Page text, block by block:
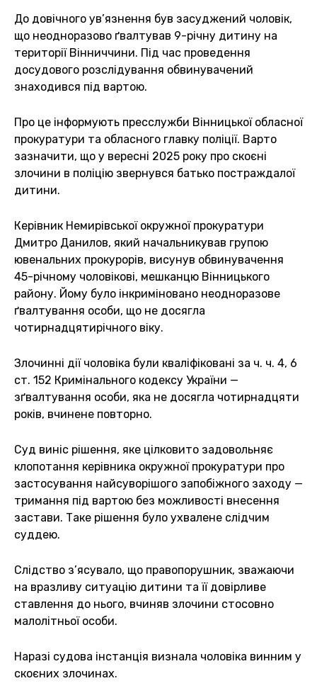
До довічного ув’язнення був засуджений чоловік,
що неодноразово ґвалтував 9-річну дитину на
території Вінниччини. Під час проведення
досудового розслідування обвинувачений
знаходився під вартою.
Про це інформують пресслужби Вінницької обласної
прокуратури та обласного главку поліції. Варто
зазначити, що у вересні 2025 року про скоєні
злочини в поліцію звернувся батько постраждалої
дитини.
Керівник Немирівської окружної прокуратури
Дмитро Данилов, який начальникував групою
ювенальних прокурорів, висунув обвинувачення
45-річному чоловікові, мешканцю Вінницького
району. Йому було інкриміновано неодноразове
ґвалтування особи, що не досягла
чотирнадцятирічного віку.
Злочинні дії чоловіка були кваліфіковані за ч. ч. 4, 6
ст. 152 Кримінального кодексу України —
зґвалтування особи, яка не досягла чотирнадцяти
років, вчинене повторно.
Суд виніс рішення, яке цілковито задовольняє
клопотання керівника окружної прокуратури про
застосування найсуворішого запобіжного заходу —
тримання під вартою без можливості внесення
застави. Таке рішення було ухвалене слідчим
суддею.
Слідство з’ясувало, що правопорушник, зважаючи
на вразливу ситуацію дитини та її довірливе
ставлення до нього, вчиняв злочини стосовно
малолітньої особи.
Наразі судова інстанція визнала чоловіка винним у
скоєних злочинах.